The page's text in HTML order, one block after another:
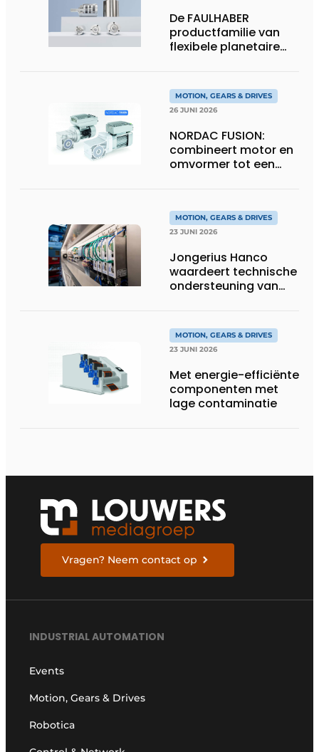
De FAULHABER
productfamilie van
flexibele planetaire
MOTION, GEARS & DRIVES
26 JUNI 2026
NORDAC FUSION:
combineert motor en
omvormer tot een
eenheid
MOTION, GEARS & DRIVES
23 JUNI 2026
Jongerius Hanco
waardeert technische
ondersteuning van
MOTION, GEARS & DRIVES
23 JUNI 2026
Met energie-efficiënte
componenten met
lage contaminatie
Vragen? Neem contact op
INDUSTRIAL AUTOMATION
Events
Motion, Gears & Drives
Robotica